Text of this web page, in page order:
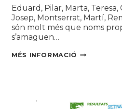
Eduard, Pilar, Marta, Teresa,
Josep, Montserrat, Martí,
són molt més que noms
s’amaguen…
MÉS INFORMACIÓ GRÀCIES